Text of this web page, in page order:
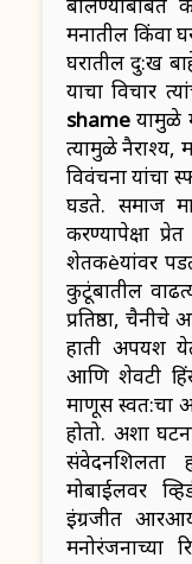
बोलण्याबाबत
मनातील किंवा
घरातील दु:ख
याचा विचार
shame यामुळे
त्यामुळे नैराश्य,
विवंचना यांचा
घडते. समाज
करण्यापेक्षा
शेतकèयांवर
कुटूंबातील
प्रतिष्ठा,
हाती अपयश
आणि शेवटी
माणूस स्वत:चा
होतो. अशा
मोबाईलवर
इंग्रजीत
मनोरंजनाच्या